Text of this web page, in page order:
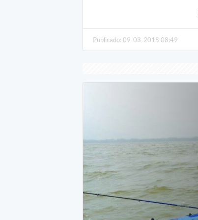
Publicado: 09-03-2018 08:49